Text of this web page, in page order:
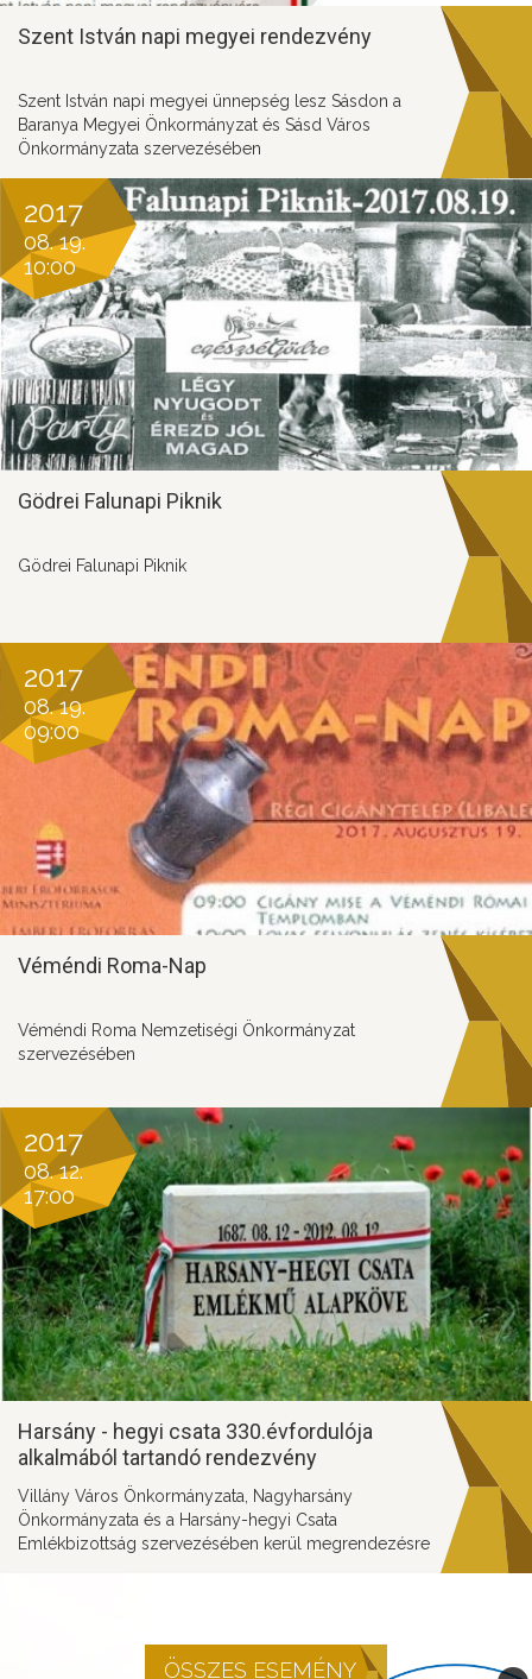
Szent István napi megyei rendezvény
Szent István napi megyei ünnepség lesz Sásdon a
Baranya Megyei Önkormányzat és Sásd Város
Önkormányzata szervezésében
Gödrei Falunapi Piknik
2017
08. 19.
10:00
Gödrei Falunapi Piknik
Véméndi Roma-Nap
2017
08. 19.
09:00
Véméndi Roma Nemzetiségi Önkormányzat
szervezésében
Harsány - hegyi csata 330.évfordulója
alkalmából tartandó rendezvény
2017
08. 12.
17:00
Villány Város Önkormányzata, Nagyharsány
Önkormányzata és a Harsány-hegyi Csata
Emlékbizottság szervezésében kerül megrendezésre
ÖSSZES ESEMÉNY